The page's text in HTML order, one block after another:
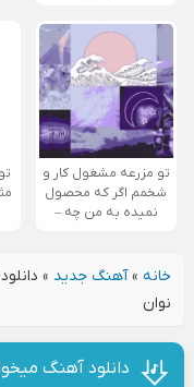
تو مزرعه مشغول کار و
شخمم اگر که محصول
نمیده به من چه –
خانه»آهنگ جدید »
نوان
دانلود آهنگ